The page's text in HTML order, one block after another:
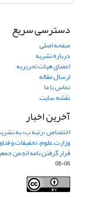
دسترسی سریع
صفحه اصلی
درباره نشریه
اعضای هیات تحریریه
ارسال مقاله
تماس با ما
نقشه سایت
آخرین اخبار
اختصاص «رتبه ب» به
وزارت علوم، تحقیقات و
قرار گرفتن نامه انجمن
06-08